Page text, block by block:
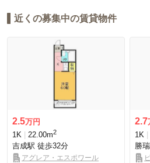
近くの募集中の賃貸物件
2.5万円
1K
22.00m2
吉成駅 徒歩32分
アグレア・エスポワール
2.7
1K
勝